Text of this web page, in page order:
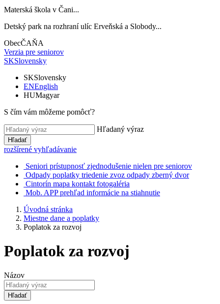
Materská škola v Čani...
Detský park na rozhraní ulíc Erveňská a Slobody...
ObecČAŇA
Verzia pre seniorov
SKSlovensky
SKSlovensky
ENEnglish
HUMagyar
S čím vám môžeme pomôcť?
Hľadaný výraz
Hľadať
rozšírené vyhľadávanie
Seniori prístupnosť zjednodušenie nielen pre seniorov
Odpady poplatky triedenie zvoz odpady zberný dvor
Cintorín mapa kontakt fotogaléria
Mob. APP prehľad informácie na stiahnutie
Úvodná stránka
Miestne dane a poplatky
Poplatok za rozvoj
Poplatok za rozvoj
Názov
Hľadať